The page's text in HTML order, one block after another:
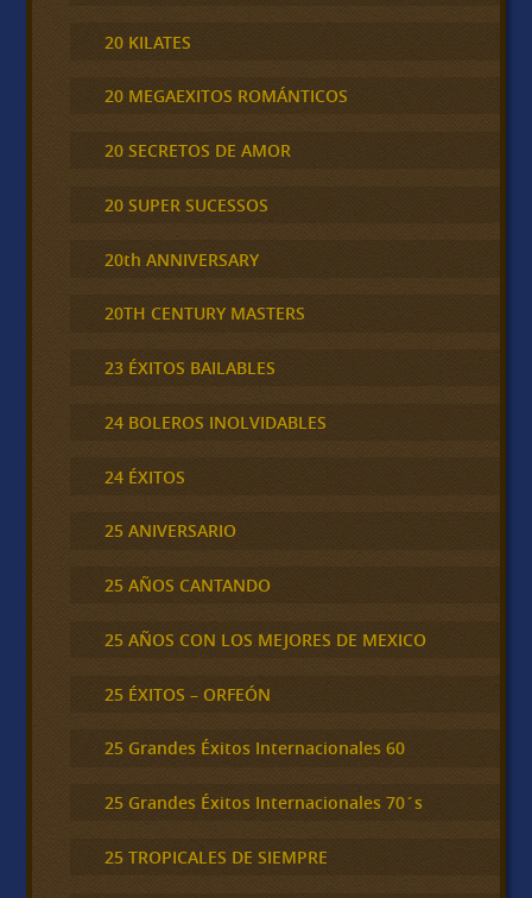
20 KILATES
20 MEGAEXITOS ROMÁNTICOS
20 SECRETOS DE AMOR
20 SUPER SUCESSOS
20th ANNIVERSARY
20TH CENTURY MASTERS
23 ÉXITOS BAILABLES
24 BOLEROS INOLVIDABLES
24 ÉXITOS
25 ANIVERSARIO
25 AÑOS CANTANDO
25 AÑOS CON LOS MEJORES DE MEXICO
25 ÉXITOS – ORFEÓN
25 Grandes Éxitos Internacionales 60
25 Grandes Éxitos Internacionales 70´s
25 TROPICALES DE SIEMPRE